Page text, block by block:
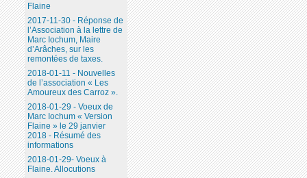
Flaine
2017-11-30 - Réponse de
l’Association à la lettre de
Marc Iochum, Maire
d’Arâches, sur les
remontées de taxes.
2018-01-11 - Nouvelles
de l’association « Les
Amoureux des Carroz ».
2018-01-29 - Voeux de
Marc Iochum « Version
Flaine » le 29 janvier
2018 - Résumé des
informations
2018-01-29- Voeux à
Flaine. Allocutions